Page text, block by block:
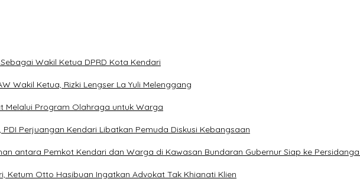
Wakil Ketua DPRD Kota Kendari
Wakil Ketua, Rizki Lengser La Yuli Melenggang
Melalui Program Olahraga untuk Warga
Perjuangan Kendari Libatkan Pemuda Diskusi Kebangsaan
antara Pemkot Kendari dan Warga di Kawasan Bundaran Gubernur Siap ke
Ketum Otto Hasibuan Ingatkan Advokat Tak Khianati Klien